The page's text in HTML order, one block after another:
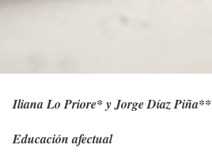
Iliana Lo Priore* y Jorge Díaz Piña**
Educación afectual